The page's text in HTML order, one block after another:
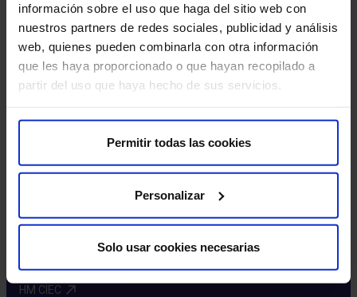
información sobre el uso que haga del sitio web con
nuestros partners de redes sociales, publicidad y análisis
web, quienes pueden combinarla con otra información
que les haya proporcionado o que hayan recopilado a
partir del uso que haya hecho de sus servicios.
Permitir todas las cookies
Personalizar
Solo usar cookies necesarias
Quiénes somos​
Excelencia en calidad​
Trabaja con nosotros​
Rincón del accionista​
Sostenibilidad​
Más HM Hospitales
Fundación HM Hospitales​
Centro Universitario CUHMED​
Intranet HM Hospitales​
HM CIOCC​
HM CIEC​